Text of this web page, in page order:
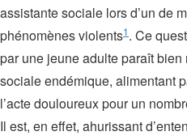
assistante sociale lors d’un de
phénomènes violents1. Ce
par une jeune adulte paraît
sociale endémique, alimentant
l’acte douloureux pour un
Il est, en effet, ahurissant